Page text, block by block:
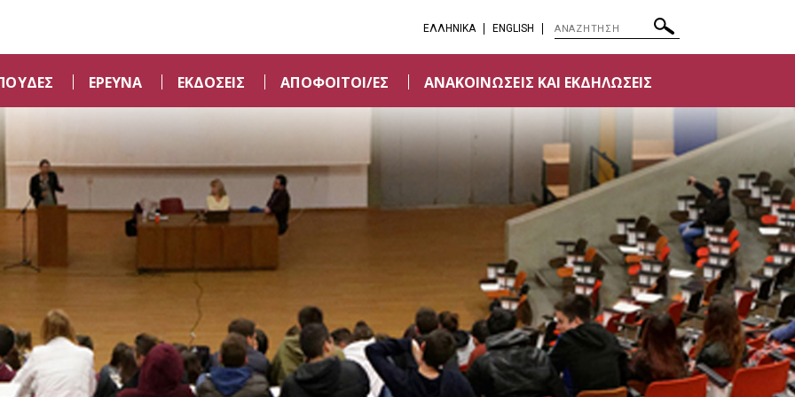
EΛΛΗΝΙΚΑ ENGLISH
ΕΡΕΥΝΑ ΕΚΔΟΣΕΙΣ ΑΠΟΦΟΙΤΟΙ/ΕΣ ΑΝΑΚΟΙΝΩΣΕΙΣ ΚΑΙ ΕΚΔΗΛΩΣΕΙΣ